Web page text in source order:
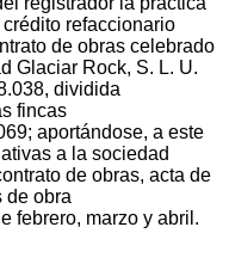
refaccionario
de obras celebrado
Glaciar Rock, S. L. U.
dividida
fincas
aportándose, a este
a la sociedad
de obras, acta de
de obra
febrero, marzo y abril.